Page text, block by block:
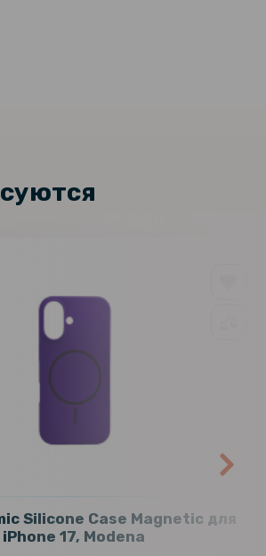
Silicone Case Magnetic для
iPhone 17, Modena